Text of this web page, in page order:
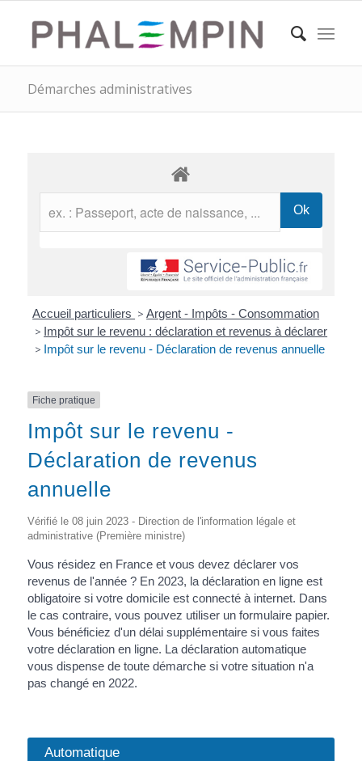
Démarches administratives
Accueil particuliers > Argent - Impôts - Consommation
> Impôt sur le revenu : déclaration et revenus à déclarer
> Impôt sur le revenu - Déclaration de revenus annuelle
Fiche pratique
Impôt sur le revenu -
Déclaration de revenus
annuelle
Vérifié le 08 juin 2023 - Direction de l'information légale et
administrative (Première ministre)
Vous résidez en France et vous devez déclarer vos
revenus de l'année ? En 2023, la déclaration en ligne est
obligatoire si votre domicile est connecté à internet. Dans
le cas contraire, vous pouvez utiliser un formulaire papier.
Vous bénéficiez d'un délai supplémentaire si vous faites
votre déclaration en ligne. La déclaration automatique
vous dispense de toute démarche si votre situation n'a
pas changé en 2022.
Automatique